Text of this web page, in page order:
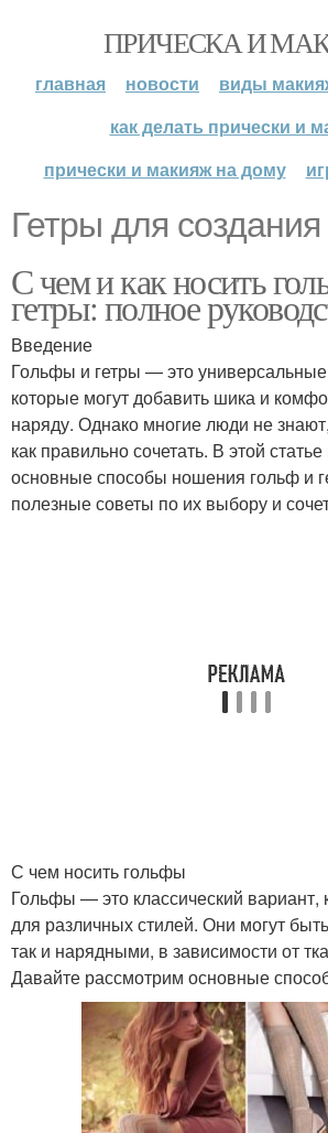
ПРИЧЕСКА И
главная новости
виды
как делать прически и
прически и макияж на дому
Гетры для создания
С чем и как носить
гетры: полное
Введение
Гольфы и гетры — это
которые могут добавить шика и
наряду. Однако многие люди не
как правильно сочетать. В этой
основные способы ношения гольф и
полезные советы по их выбору и
С чем носить гольфы
Гольфы — это классический вариант,
для различных стилей. Они могут
так и нарядными, в зависимости от
Давайте рассмотрим основные